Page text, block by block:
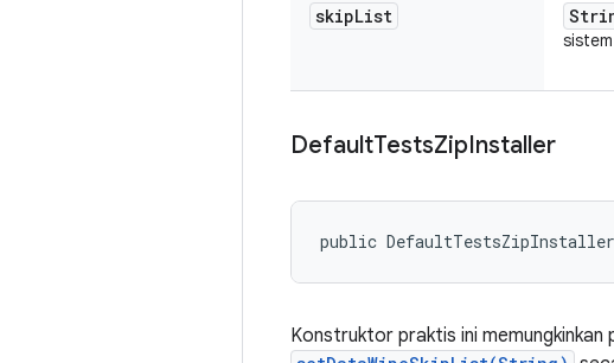
skipList
DefaultTestsZipInstaller
public
Konstruktor praktis ini